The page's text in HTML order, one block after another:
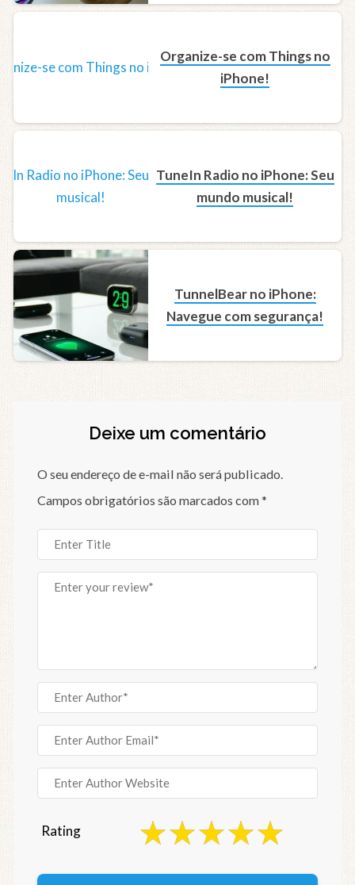
Organize-se com Things no
iPhone!
TuneIn Radio no iPhone: Seu
mundo musical!
TunnelBear no iPhone:
Navegue com segurança!
Deixe um comentário
O seu endereço de e-mail não será publicado.
Campos obrigatórios são marcados com*
Rating